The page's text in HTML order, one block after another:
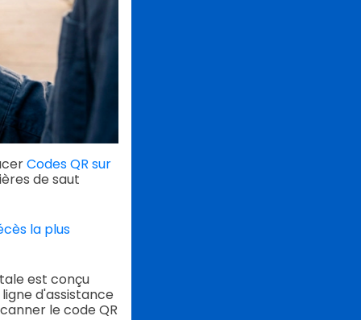
Codes QR sur
de saut
la plus
est conçu
d'assistance
le code QR